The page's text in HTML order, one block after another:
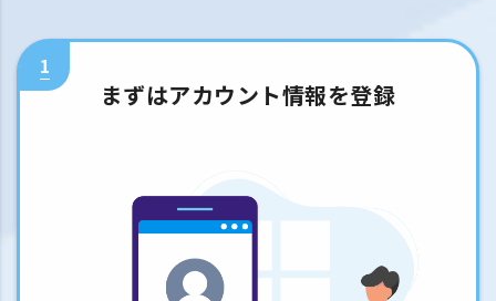
1
まずはアカウント情報を登録